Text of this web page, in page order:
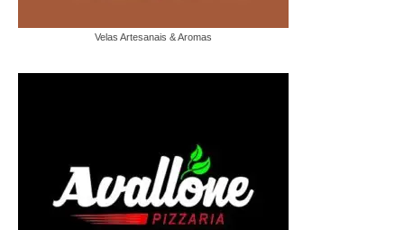
Velas Artesanais & Aromas